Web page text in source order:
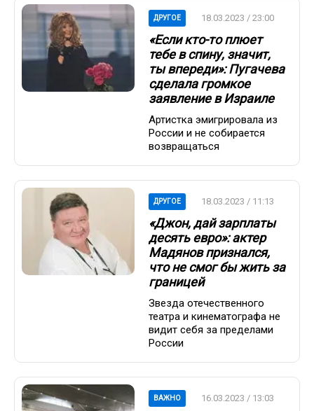
ДРУГОЕ 18.03.2023 / 23:00
«Если кто-то плюет
тебе в спину, значит,
ты впереди»: Пугачева
сделала громкое
заявление в Израиле
Артистка эмигрировала из
России и не собирается
возвращаться
ДРУГОЕ 18.03.2023 / 11:13
«Джон, дай зарплаты
десять евро»: актер
Мадянов признался,
что не смог бы жить за
границей
Звезда отечественного
театра и кинематографа не
видит себя за пределами
России
ВАЖНО 16.03.2023 / 13:03